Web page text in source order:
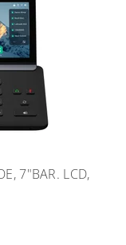
7"BAR. LCD,